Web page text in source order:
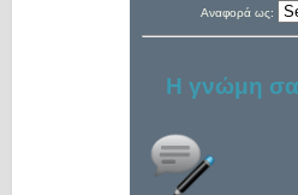
Αναφορά ως:
Η γνώμη